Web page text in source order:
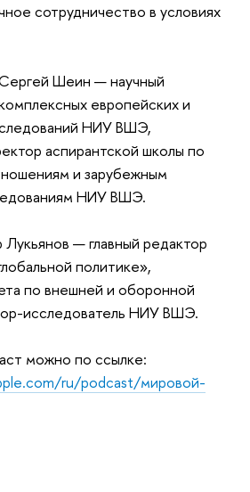
сотрудничество в условиях
Шеин — научный
европейских и
НИУ ВШЭ,
аспирантской школы по
и зарубежным
НИУ ВШЭ.
— главный редактор
политике»,
по внешней и оборонной
исследователь НИУ ВШЭ.
можно по ссылке:
ru/podcast/мировой-